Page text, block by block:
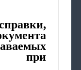
при